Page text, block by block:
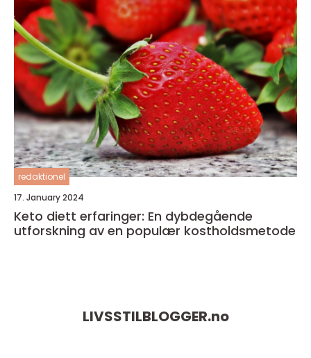
redaktionel
17. January 2024
Keto diett erfaringer: En dybdegående
utforskning av en populær kostholdsmetode
LIVSSTILBLOGGER.no